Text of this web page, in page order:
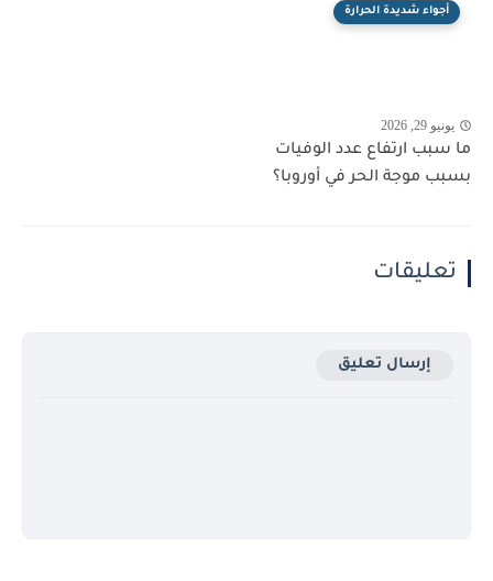
أجواء شديدة الحرارة
يونيو 29, 2026
ما سبب ارتفاع عدد الوفيات
بسبب موجة الحر في أوروبا؟
تعليقات
إرسال تعليق